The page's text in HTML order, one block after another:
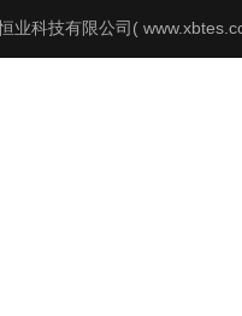
业科技有限公司(